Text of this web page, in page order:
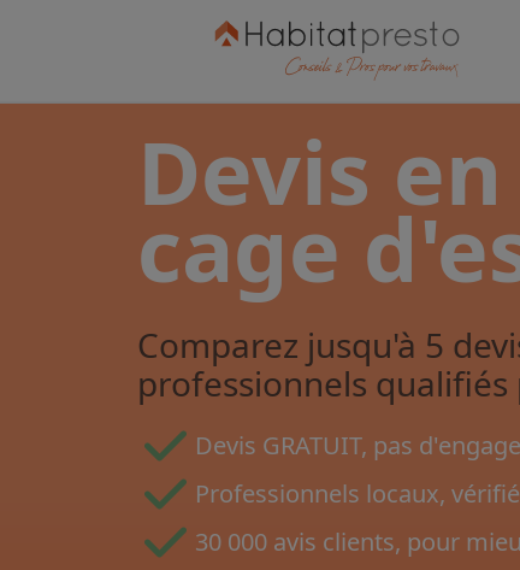
Devis
cage
Comparez jusqu'à 5
professionnels qualifiés
Devis GRATUIT, pas
Professionnels locaux,
30 000 avis clients, pour